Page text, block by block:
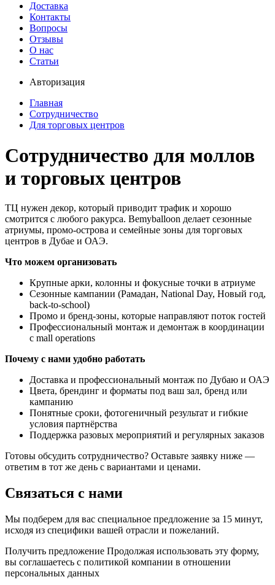
Доставка
Контакты
Вопросы
Отзывы
О нас
Статьи
Авторизация
Главная
Сотрудничество
Для торговых центров
Сотрудничество для моллов
и торговых центров
ТЦ нужен декор, который приводит трафик и хорошо
смотрится с любого ракурса. Bemyballoon делает сезонные
атриумы, промо-острова и семейные зоны для торговых
центров в Дубае и ОАЭ.
Что можем организовать
Крупные арки, колонны и фокусные точки в атриуме
Сезонные кампании (Рамадан, National Day, Новый год,
back-to-school)
Промо и бренд-зоны, которые направляют поток гостей
Профессиональный монтаж и демонтаж в координации
с mall operations
Почему с нами удобно работать
Доставка и профессиональный монтаж по Дубаю и ОАЭ
Цвета, брендинг и форматы под ваш зал, бренд или
кампанию
Понятные сроки, фотогеничный результат и гибкие
условия партнёрства
Поддержка разовых мероприятий и регулярных заказов
Готовы обсудить сотрудничество? Оставьте заявку ниже —
ответим в тот же день с вариантами и ценами.
Связаться с нами
Мы подберем для вас специальное предложение за 15 минут,
исходя из специфики вашей отрасли и пожеланий.
Получить предложение Продолжая использовать эту форму,
вы соглашаетесь с политикой компании в отношении
персональных данных